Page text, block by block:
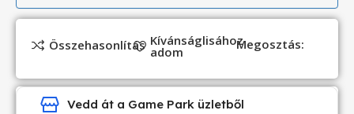
Összehasonlítás Kívánságlisához
adom Megosztás:
Vedd át a Game Park üzletből